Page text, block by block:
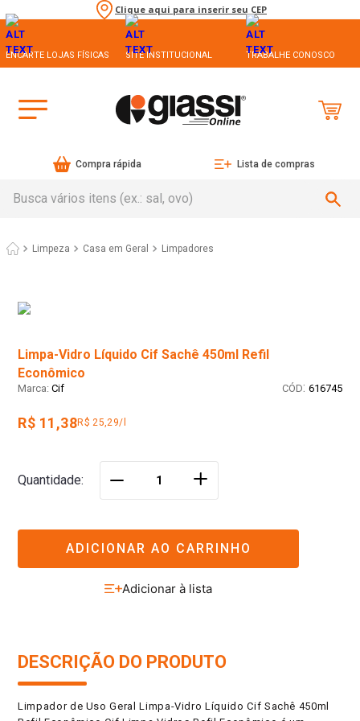
Clique aqui para inserir seu CEP
ENCARTE LOJAS FÍSICAS SITE INSTITUCIONAL TRABALHE CONOSCO
Compra rápida Lista de compras
Limpeza Casa em Geral Limpadores
Limpa-Vidro Líquido Cif Sachê 450ml Refil
Econômico
Cif : 616745
R$ 11,38R$ 25,29/l
Quantidade ＋
ADICIONAR AO CARRINHO
DESCRIÇÃO DO PRODUTO
Limpador de Uso Geral Limpa-Vidro Líquido Cif Sachê 450ml